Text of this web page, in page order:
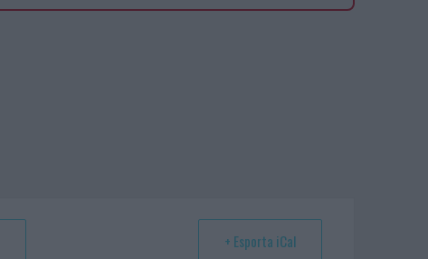
+ Esporta iCal